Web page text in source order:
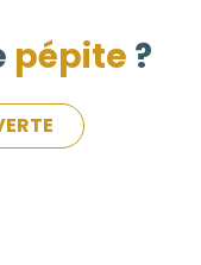
pépite ?